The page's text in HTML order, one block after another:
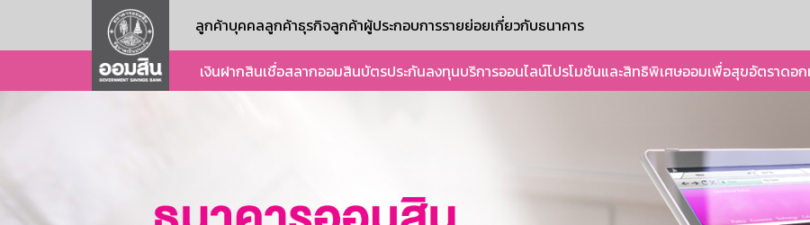
ลูกค้าบุคคลลูกค้าธุรกิจลูกค้าผู้ประกอบการรายย่อยเกี่ยวกับธนาคาร
เงินฝากสินเชื่อสลากออมสินบัตรประกันลงทุนบริการออนไลน์โปรโมชันและสิทธิพิเศษออมเพื่อสุขอัตราดอก